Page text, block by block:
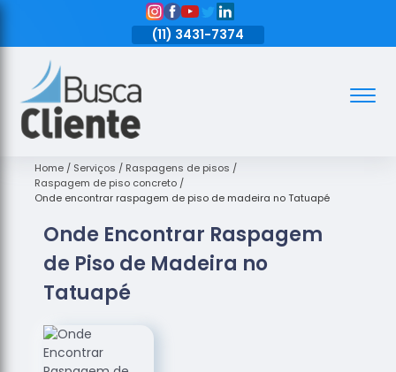
(11) 3431-7374
Assoalhos
de Madeira
Decks de
Empresas
de
Assoalhos
de Madeira
Loja de
Assoalhos
Home Serviços
Raspagens de pisos
Raspagem de piso concreto
Onde encontrar raspagem de piso de madeira no Tatuapé
Onde Encontrar Raspagem
de Piso de Madeira no
Tatuapé